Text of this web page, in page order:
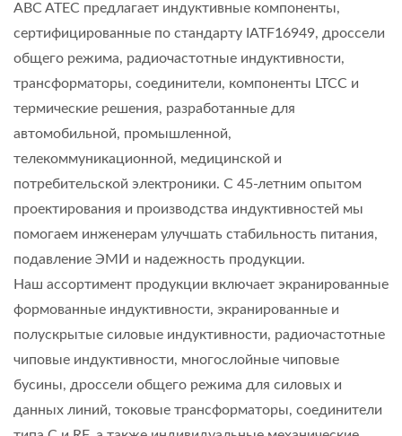
ABC ATEC предлагает индуктивные компоненты,
сертифицированные по стандарту IATF16949, дроссели
общего режима, радиочастотные индуктивности,
трансформаторы, соединители, компоненты LTCC и
термические решения, разработанные для
автомобильной, промышленной,
телекоммуникационной, медицинской и
потребительской электроники. С 45-летним опытом
проектирования и производства индуктивностей мы
помогаем инженерам улучшать стабильность питания,
подавление ЭМИ и надежность продукции.
Наш ассортимент продукции включает экранированные
формованные индуктивности, экранированные и
полускрытые силовые индуктивности, радиочастотные
чиповые индуктивности, многослойные чиповые
бусины, дроссели общего режима для силовых и
данных линий, токовые трансформаторы, соединители